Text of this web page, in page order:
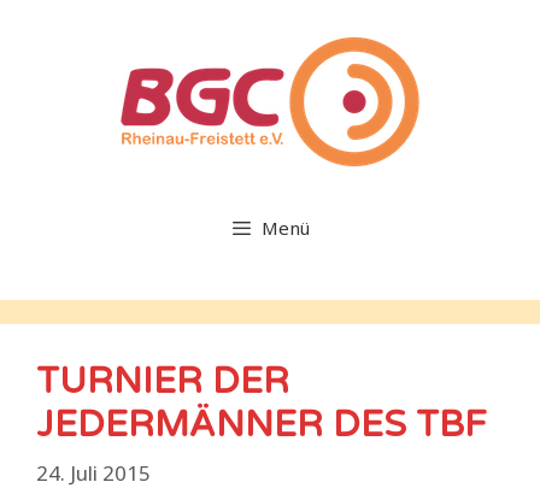
Menü
TURNIER DER
JEDERMÄNNER DES TBF
24. Juli 2015